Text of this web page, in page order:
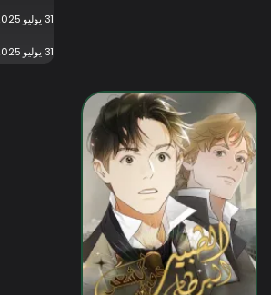
31 يوليو 2025
31 يوليو 2025